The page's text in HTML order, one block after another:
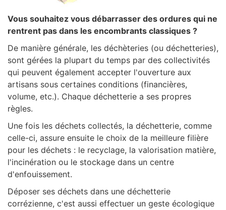
Vous souhaitez vous débarrasser des ordures qui ne
rentrent pas dans les encombrants classiques ?
De manière générale, les déchèteries (ou déchetteries),
sont gérées la plupart du temps par des collectivités
qui peuvent également accepter l'ouverture aux
artisans sous certaines conditions (financières,
volume, etc.). Chaque déchetterie a ses propres
règles.
Une fois les déchets collectés, la déchetterie, comme
celle-ci, assure ensuite le choix de la meilleure filière
pour les déchets : le recyclage, la valorisation matière,
l'incinération ou le stockage dans un centre
d'enfouissement.
Déposer ses déchets dans une déchetterie
corrézienne, c'est aussi effectuer un geste écologique